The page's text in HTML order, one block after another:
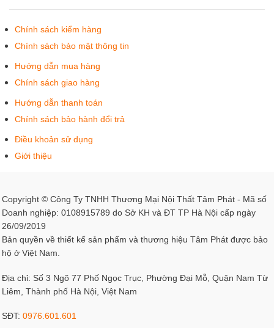
Chính sách kiểm hàng
Chính sách bảo mật thông tin
Hướng dẫn mua hàng
Chính sách giao hàng
Hướng dẫn thanh toán
Chính sách bảo hành đổi trả
Điều khoản sử dụng
Giới thiệu
Copyright © Công Ty TNHH Thương Mại Nội Thất Tâm Phát - Mã số
Doanh nghiệp: 0108915789 do Sở KH và ĐT TP Hà Nội cấp ngày
26/09/2019
Bản quyền về thiết kế sản phẩm và thương hiệu Tâm Phát được bảo
hộ ở Việt Nam.
Địa chỉ: Số 3 Ngõ 77 Phố Ngọc Trục, Phường Đại Mỗ, Quận Nam Từ
Liêm, Thành phố Hà Nội, Việt Nam
SĐT: 0976.601.601